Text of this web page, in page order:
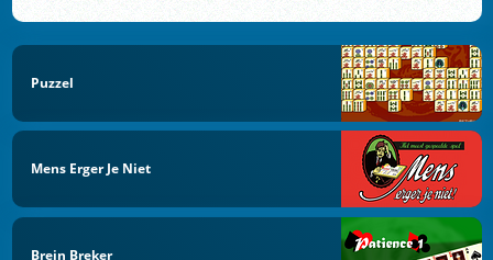
Puzzel
Mens Erger Je Niet
Brein Breker